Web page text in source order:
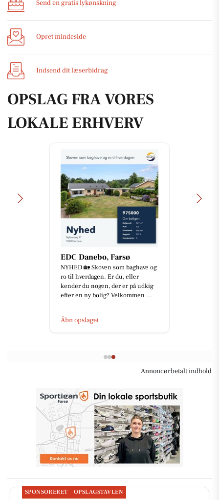
Send en gratis lykønskning
Opret mindeside
Indsend dit læserbidrag
OPSLAG FRA VORES
LOKALE ERHVERV
EDC Danebo, Farsø
NYHED 🏡 Skoven som baghave og
ro til hverdagen. Er du, eller
kender du nogen, der er på udkig
efter en ny bolig? Velkommen ...
Åbn opslaget
Annoncørbetalt indhold
SPONSORERET OPSLAGSTAVLEN